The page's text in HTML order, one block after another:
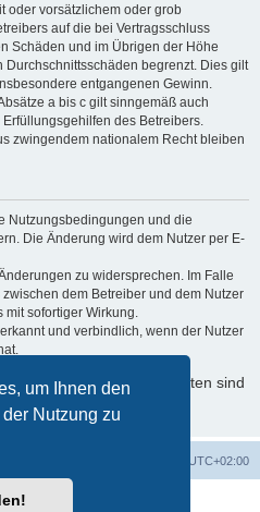
um Ihnen den
Nutzung zu
oder vorsätzlichem oder grob
auf die bei Vertragsschluss
Schäden und im Übrigen der Höhe
Durchschnittsschäden begrenzt. Dies gilt
entgangenen Gewinn.
a bis c gilt sinngemäß auch
des Betreibers.
zwingendem nationalem Recht bleiben
Nutzungsbedingungen und die
Die Änderung wird dem Nutzer per E-
zu widersprechen. Im Falle
dem Betreiber und dem Nutzer
mit sofortiger Wirkung.
und verbindlich, wenn der Nutzer
mit Ihren persönlichen Daten sind
UTC+02:00
Software © phpBB Limited